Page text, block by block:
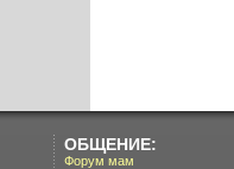
ОБЩЕНИЕ:
Форум мам